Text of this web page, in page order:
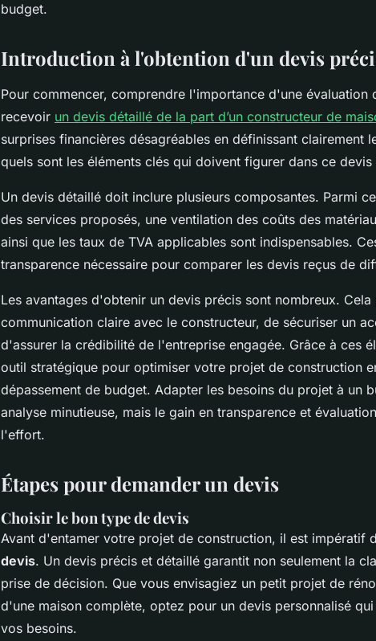
budget.
Introduction à l'obtention d'un devis
Pour commencer, comprendre l'importance d'une évaluation
recevoir un devis détaillé de la part d’un constructeur de
surprises financières désagréables en définissant clairement
quels sont les éléments clés qui doivent figurer dans ce devis
Un devis détaillé doit inclure plusieurs composantes. Parmi
des services proposés, une ventilation des coûts des
ainsi que les taux de TVA applicables sont indispensables.
transparence nécessaire pour comparer les devis reçus de
Les avantages d'obtenir un devis précis sont nombreux.
communication claire avec le constructeur, de sécuriser un
d'assurer la crédibilité de l'entreprise engagée. Grâce à ces
outil stratégique pour optimiser votre projet de construction
dépassement de budget. Adapter les besoins du projet à un
analyse minutieuse, mais le gain en transparence et
l'effort.
Étapes pour demander un devis
Choisir le bon type de devis
Avant d'entamer votre projet de construction, il est impératif
devis. Un devis précis et détaillé garantit non seulement la
prise de décision. Que vous envisagiez un petit projet de
d'une maison complète, optez pour un devis personnalisé
vos besoins.